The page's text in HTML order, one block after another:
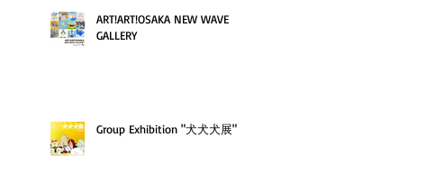
ART!ART!OSAKA NEW WAVE
GALLERY
Group Exhibition "犬犬犬展"